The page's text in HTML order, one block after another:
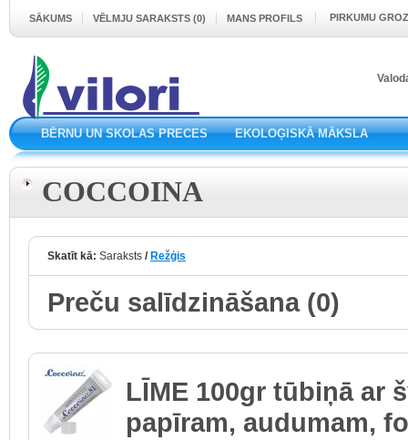
SĀKUMS VĒLMJU SARAKSTS (0) MANS PROFILS PIRKUMU
BĒRNU UN SKOLAS PRECES EKOLOĢISKĀ MĀKSLA
COCCOINA
Skatīt kā: Saraksts / Režģis
Preču salīdzināšana (0)
LĪME 100gr tūbiņā ar
papīram, audumam,